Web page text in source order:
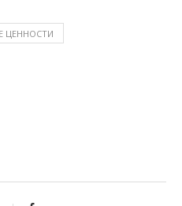
ЦЕННОСТИ